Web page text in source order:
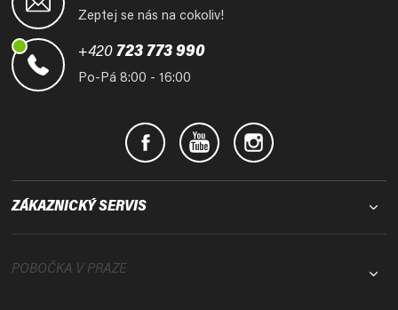
Zeptej se nás na cokoliv!
+420 723 773 990
Po-Pá 8:00 - 16:00
ZÁKAZNICKÝ SERVIS
POBOČKA V PRAZE